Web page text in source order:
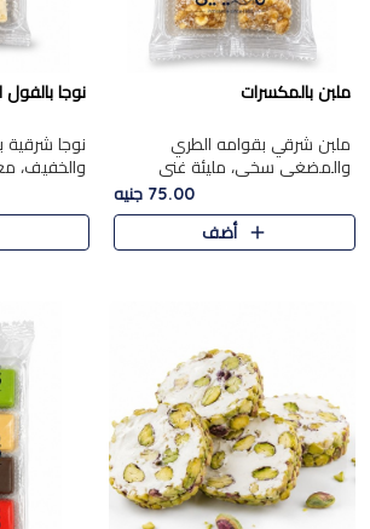
ملبن بالمكسرات
ملبن شرقي بقوامه الطري
والمضغي سخي، مليئة غني
بتشكيلة فاخرة من المكسرات
مشكلة المختارة التي تقدم تضيف
قرمشة مميزة مرضية ونكهة
75.00 جنيه
أضف
نوجا
نوجا شرقية
والخفيف،
الفول
يقدم
وتوازنًا